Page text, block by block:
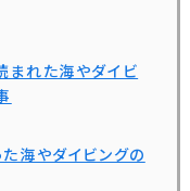
まれた海やダイビ
海やダイビングの